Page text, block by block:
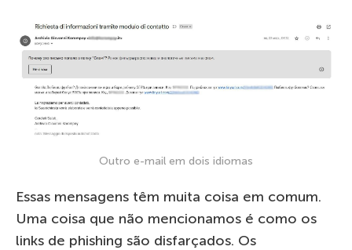
Outro e-mail em dois idiomas
Essas mensagens têm muita coisa em comum.
Uma coisa que não mencionamos é como os
links de phishing são disfarçados. Os